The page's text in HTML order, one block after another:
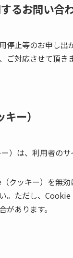
るお問い合
停止等のお申し出
ご対応させて頂き
ー）
）は、利用者のサ
クッキー）を無
。ただし、
があります。